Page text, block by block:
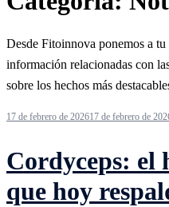
Desde Fitoinnova ponemos a
información relacionadas con
sobre los hechos más
17 de febrero de 202617 de febrero de
Cordyceps: el
que hoy